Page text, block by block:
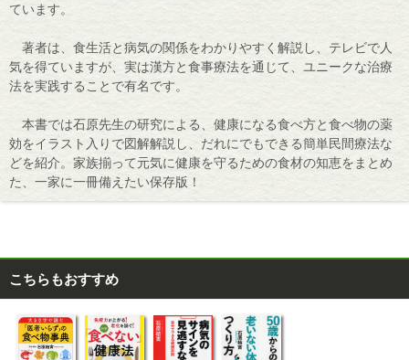
ています。
著者は、食生活と病気の関係をわかりやすく解説し、テレビで人
気を得ていますが、実は漢方と食事療法を通じて、ユニークな治療
法を実践することで有名です。
本書では石原先生の研究による、健康になる食べ方と食べ物の薬
効をイラスト入りで図解解説し、だれにでもできる簡単民間療法な
どを紹介。家族揃って元気に健康を守るための食材の知恵をまとめ
た、一家に一冊備えたい保存版！
こちらもおすすめ